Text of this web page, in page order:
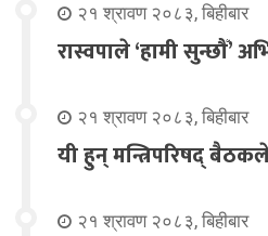
२१ श्रावण २०८३, बिहीबार
रास्वपाले ‘हामी सुन्छौँ’
२१ श्रावण २०८३, बिहीबार
यी हुन् मन्त्रिपरिषद्
२१ श्रावण २०८३, बिहीबार